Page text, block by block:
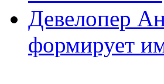
Девелопер
формирует